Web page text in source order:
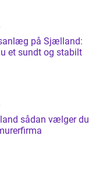
på Sjælland:
et sundt og stabilt
du